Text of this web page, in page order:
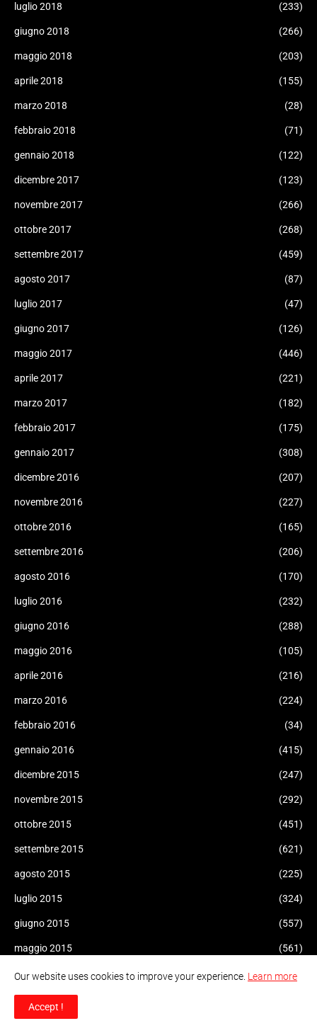
luglio 2018 (233)
giugno 2018 (266)
maggio 2018 (203)
aprile 2018 (155)
marzo 2018 (28)
febbraio 2018 (71)
gennaio 2018 (122)
dicembre 2017 (123)
novembre 2017 (266)
ottobre 2017 (268)
settembre 2017 (459)
agosto 2017 (87)
luglio 2017 (47)
giugno 2017 (126)
maggio 2017 (446)
aprile 2017 (221)
marzo 2017 (182)
febbraio 2017 (175)
gennaio 2017 (308)
dicembre 2016 (207)
novembre 2016 (227)
ottobre 2016 (165)
settembre 2016 (206)
agosto 2016 (170)
luglio 2016 (232)
giugno 2016 (288)
maggio 2016 (105)
aprile 2016 (216)
marzo 2016 (224)
febbraio 2016 (34)
gennaio 2016 (415)
dicembre 2015 (247)
novembre 2015 (292)
ottobre 2015 (451)
settembre 2015 (621)
agosto 2015 (225)
luglio 2015 (324)
giugno 2015 (557)
maggio 2015 (561)
aprile 2015 (471)
marzo 2015
febbraio 2015
Our website uses cookies to improve your experience. Learn more
Accept !